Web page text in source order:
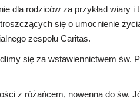
dla rodziców za przykład wiary i
się o umocnienie
zespołu Caritas.
się za wstawiennictwem św.
z różańcem, nowenna do św.